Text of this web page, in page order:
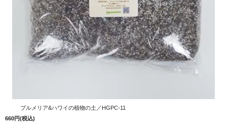
プルメリア&ハワイの植物の土／HGPC-11
660円(税込)